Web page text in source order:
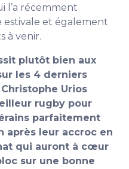
l’a récemment
et également
à venir.
plutôt bien aux
les 4 derniers
Urios
rugby pour
parfaitement
après leur accroc en
qui auront à cœur
sur une bonne